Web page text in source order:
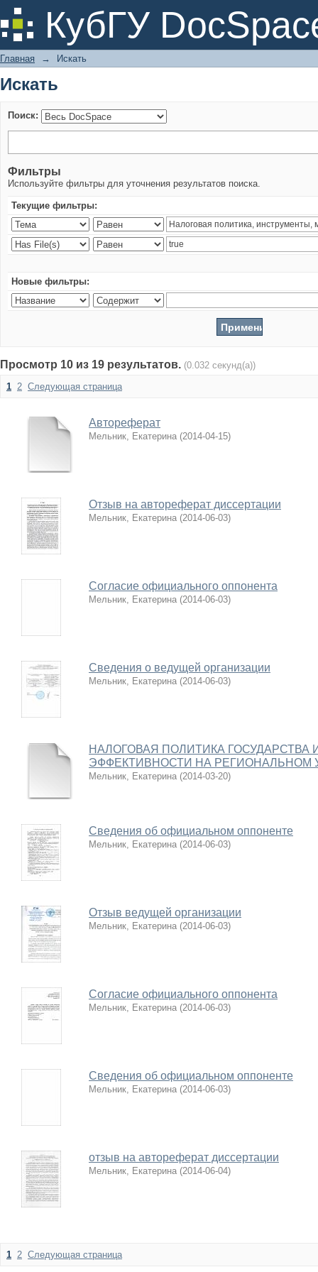
КубГУ
Искать
Главная → Искать
Искать
Поиск:
Фильтры
Используйте фильтры для уточнения результатов поиска.
Текущие фильтры:
Новые фильтры:
Просмотр 10 из 19 результатов. (0.032 секунд(а))
1 2 Следующая страница
Автореферат
Мельник, Екатерина (2014-04-15)
Отзыв на автореферат диссертации
Мельник, Екатерина (2014-06-03)
Согласие официального оппонента
Мельник, Екатерина (2014-06-03)
Сведения о ведущей организации
Мельник, Екатерина (2014-06-03)
НАЛОГОВАЯ ПОЛИТИКА ГОСУДАРСТВА
ЭФФЕКТИВНОСТИ НА РЕГИОНАЛЬНОМ
Мельник, Екатерина (2014-03-20)
Сведения об официальном оппоненте
Мельник, Екатерина (2014-06-03)
Отзыв ведущей организации
Мельник, Екатерина (2014-06-03)
Согласие официального оппонента
Мельник, Екатерина (2014-06-03)
Сведения об официальном оппоненте
Мельник, Екатерина (2014-06-03)
отзыв на автореферат диссертации
Мельник, Екатерина (2014-06-04)
1 2 Следующая страница